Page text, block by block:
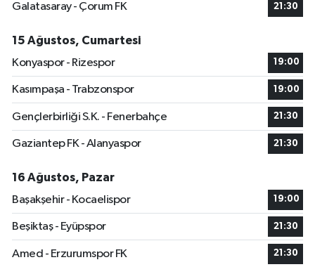
Galatasaray - Çorum FK
21:30
15 Ağustos, Cumartesi
Konyaspor - Rizespor
19:00
Kasımpaşa - Trabzonspor 19:00
Gençlerbirliği S.K. - Fenerbahçe 21:30
Gaziantep FK - Alanyaspor 21:30
16 Ağustos, Pazar
Başakşehir - Kocaelispor
19:00
Beşiktaş - Eyüpspor 21:30
Amed - Erzurumspor FK 21:30